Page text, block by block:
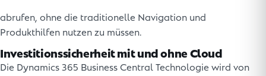
abrufen, ohne die traditionelle Navigation und
Produkthilfen nutzen zu müssen.
Investitionssicherheit mit und ohne Cloud
Die Dynamics 365 Business Central Technologie wird von